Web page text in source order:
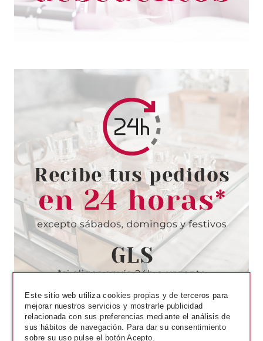
CLARINS
CLARINS LECHE PIERNAS
CANSADAS/PESADAS 125 ML
Pvr 38.00€
-28%
desde
27.50€
Este sitio web utiliza cookies propias y de terceros para
mejorar nuestros servicios y mostrarle publicidad
relacionada con sus preferencias mediante el análisis de
sus hábitos de navegación. Para dar su consentimiento
sobre su uso pulse el botón Acepto.